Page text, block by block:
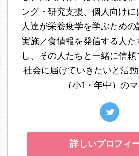
ング・研究支援、個人向けに
人達が栄養疫学を学ぶため
実施／食情報を発信する人
し、その人たちと一緒に信
社会に届けていきたいと活
（小1・年中）のマ
詳しいプロフィ